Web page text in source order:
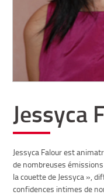
Jessyca
Jessyca Falour est
de nombreuses
la couette de Jessyca »,
confidences intimes de